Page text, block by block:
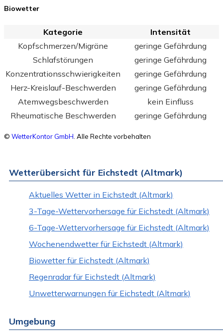
Biowetter
Kategorie
Intensität
Kopfschmerzen/Migräne
geringe Gefährdung
Schlafstörungen
geringe Gefährdung
Konzentrationsschwierigkeiten
geringe Gefährdung
Herz-Kreislauf-Beschwerden
geringe Gefährdung
Atemwegsbeschwerden
kein Einfluss
Rheumatische Beschwerden
geringe Gefährdung
© WetterKontor GmbH . Alle Rechte vorbehalten
Wetterübersicht für Eichstedt (Altmark)
Aktuelles Wetter in Eichstedt (Altmark)
3-Tage-Wettervorhersage für Eichstedt (Altmark)
6-Tage-Wettervorhersage für Eichstedt (Altmark)
Wochenendwetter für Eichstedt (Altmark)
Biowetter für Eichstedt (Altmark)
Regenradar für Eichstedt (Altmark)
Unwetterwarnungen für Eichstedt (Altmark)
Umgebung